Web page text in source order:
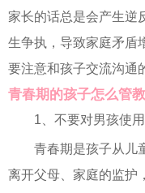
家长的话总是会产生逆
生争执，导致家庭矛盾
要注意和孩子交流沟通
青春期的孩子怎么管教
1、不要对男孩使
青春期是孩子从儿
离开父母、家庭的监护